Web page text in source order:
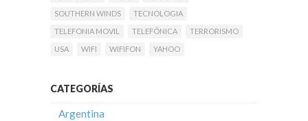
SOUTHERN WINDS
TECNOLOGIA
TELEFONIA MOVIL
TELEFÓNICA
TERRORISMO
USA
WIFI WIFIFON YAHOO
CATEGORÍAS
Argentina